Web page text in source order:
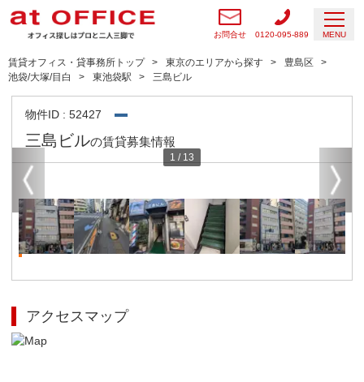
お問合せ 0120-095-889 MENU
賃貸オフィス・貸事務所トップ 東京のエリアから探す
豊島区
池袋/大塚/目白
東池袋駅 三島ビル
物件ID : 52427
三島ビルの賃貸募集情報
1 / 13
アクセスマップ